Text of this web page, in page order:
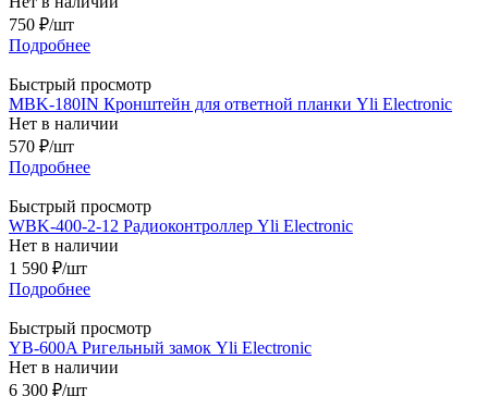
750 ₽/шт
Подробнее
Быстрый просмотр
MBK-180IN Кронштейн для ответной планки Yli Electronic
Нет в наличии
570 ₽/шт
Подробнее
Быстрый просмотр
WBK-400-2-12 Радиоконтроллер Yli Electronic
Нет в наличии
1 590 ₽/шт
Подробнее
Быстрый просмотр
YB-600A Ригельный замок Yli Electronic
Нет в наличии
6 300 ₽/шт